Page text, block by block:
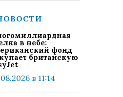
в небе:
фонд
британскую
в 11:14